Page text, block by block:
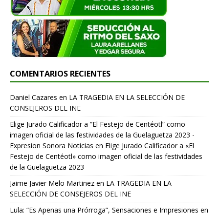
COMENTARIOS RECIENTES
Daniel Cazares en LA TRAGEDIA EN LA SELECCIÓN DE
CONSEJEROS DEL INE
Elige Jurado Calificador a “El Festejo de Centéotl” como
imagen oficial de las festividades de la Guelaguetza 2023 -
Expresion Sonora Noticias en Elige Jurado Calificador a «El
Festejo de Centéotl» como imagen oficial de las festividades
de la Guelaguetza 2023
Jaime Javier Melo Martinez en LA TRAGEDIA EN LA
SELECCIÓN DE CONSEJEROS DEL INE
Lula: “Es Apenas una Prórroga”, Sensaciones e Impresiones en